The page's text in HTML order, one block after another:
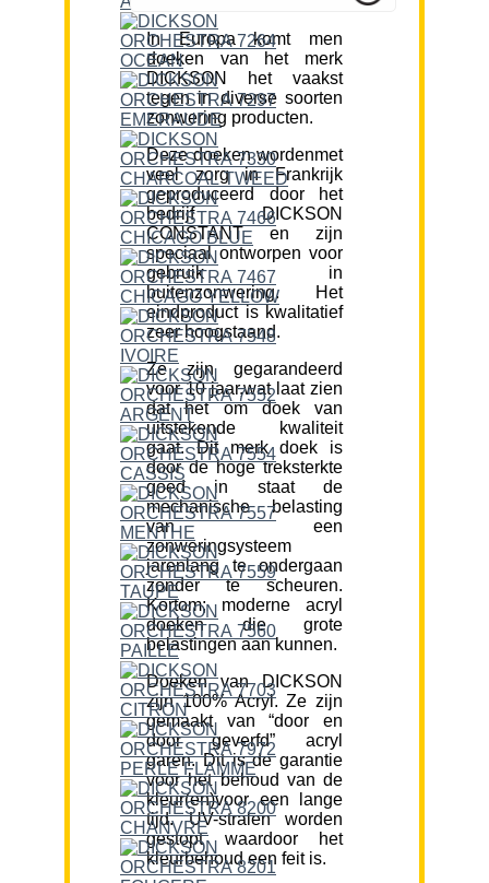
In Europa komt men
doeken van het merk
DICKSON het vaakst
tegen in diverse soorten
zonwering producten.
Deze doeken wordenmet
veel zorg in Frankrijk
geproduceerd door het
bedrijf DICKSON
CONSTANT en zijn
speciaal ontworpen voor
gebruik in
buitenzonwering. Het
eindproduct is kwalitatief
zeer hoogstaand.
Ze zijn gegarandeerd
voor 10 jaar,wat laat zien
dat het om doek van
uitstekende kwaliteit
gaat. Dit merk doek is
door de hoge treksterkte
goed in staat de
mechanische belasting
van een
zonweringsysteem
jarenlang te ondergaan
zonder te scheuren.
Kortom; moderne acryl
doeken die grote
belastingen aan kunnen.
Doeken van DICKSON
zijn 100% Acryl. Ze zijn
gemaakt van “door en
door geverfd” acryl
garen. Dit is de garantie
voor het behoud van de
kleur(en)voor een lange
tijd. UV-stralen worden
gestopt waardoor het
kleurbehoud een feit is.